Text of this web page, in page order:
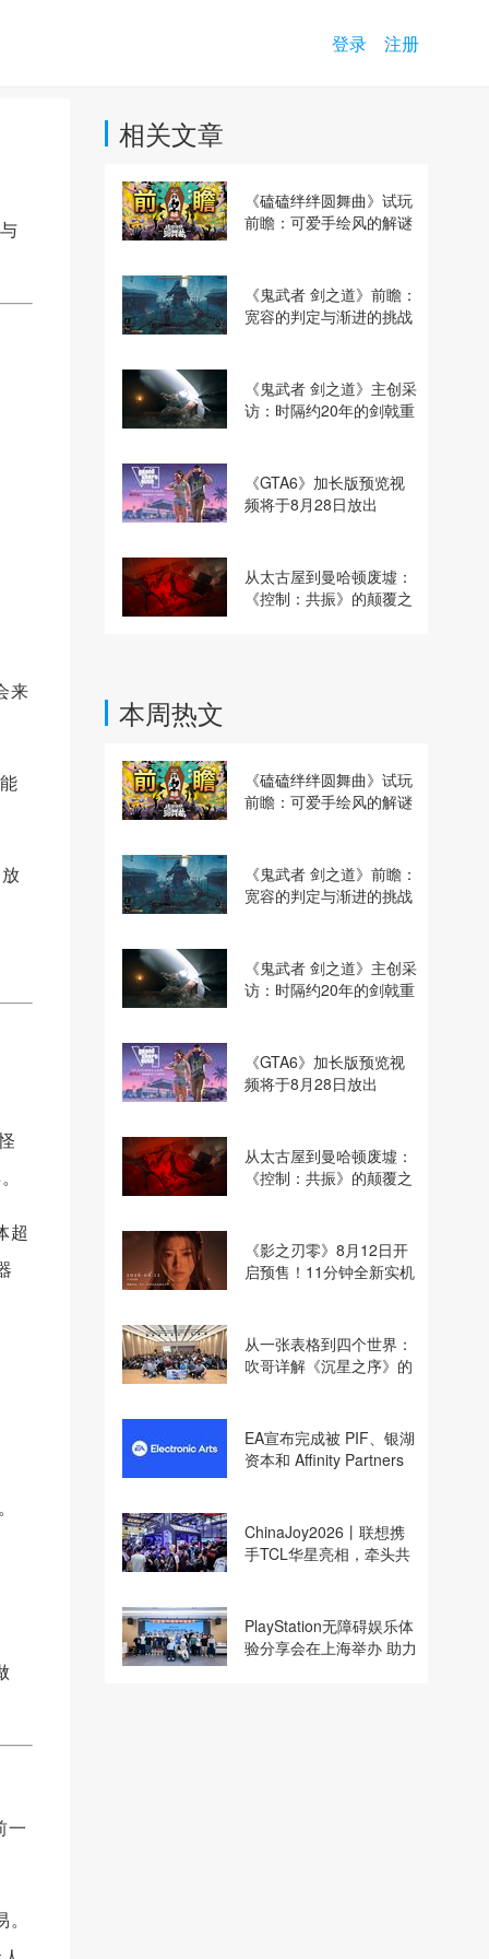
登录 注册
来
超
一
相关文章
《磕磕绊绊圆舞曲》试玩
前瞻：可爱手绘风的解谜
《鬼武者 剑之道》前瞻：
宽容的判定与渐进的挑战
《鬼武者 剑之道》主创采
访：时隔约20年的剑戟重
《GTA6》加长版预览视
频将于8月28日放出
从太古屋到曼哈顿废墟：
《控制：共振》的颠覆之
本周热文
《磕磕绊绊圆舞曲》试玩
前瞻：可爱手绘风的解谜
《鬼武者 剑之道》前瞻：
宽容的判定与渐进的挑战
《鬼武者 剑之道》主创采
访：时隔约20年的剑戟重
《GTA6》加长版预览视
频将于8月28日放出
从太古屋到曼哈顿废墟：
《控制：共振》的颠覆之
《影之刃零》8月12日开
启预售！11分钟全新实机
从一张表格到四个世界：
吹哥详解《沉星之序》的
EA宣布完成被 PIF、银湖
资本和 Affinity Partners
ChinaJoy2026丨联想携
手TCL华星亮相，牵头共
PlayStation无障碍娱乐体
验分享会在上海举办 助力